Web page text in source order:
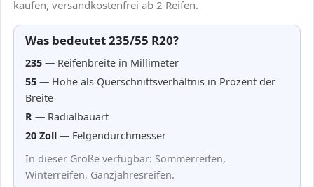
kaufen, versandkostenfrei ab 2 Reifen.
Was bedeutet 235/55 R20?
235 — Reifenbreite in Millimeter
55 — Höhe als Querschnittsverhältnis in Prozent der
Breite
R — Radialbauart
20 Zoll — Felgendurchmesser
In dieser Größe verfügbar: Sommerreifen,
Winterreifen, Ganzjahresreifen.